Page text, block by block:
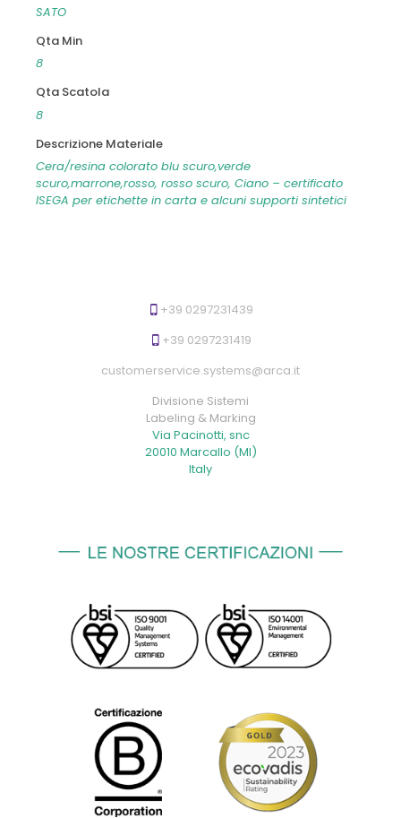
SATO
Qta Min
8
Qta Scatola
8
Descrizione Materiale
Cera/resina colorato blu scuro,verde
scuro,marrone,rosso, rosso scuro, Ciano – certificato
ISEGA per etichette in carta e alcuni supporti sintetici
+39 0297231439
+39 0297231419
customerservice.systems@arca.it
Divisione Sistemi
Labeling & Marking
Via Pacinotti, snc
20010 Marcallo (MI)
Italy